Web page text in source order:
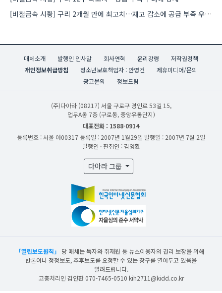
[비철금속 시황] 구리 2개월 만에 최고치…재고 감소에 공급 부족 우려 확대
매체소개 발행인 인사말 회사연혁 윤리강령
저작권정책
개인정보취급방침
청소년보호책임자 : 안영건
제휴미디어/문의
광고문의
정보드림
(주)다아라 (08217) 서울 구로구 경인로 53길 15,
업무A동 7층 (구로동, 중앙유통단지)
대표전화 : 1588-0914
등록번호 : 서울 아00317 등록일 : 2007년 1월29일 발행일 : 2007년 7월 2일
발행인 · 편집인 : 김영환
다아라 그룹
「열린보도원칙」
당 매체는 독자와 취재원 등 뉴스이용자의 권리 보장을 위해
반론이나 정정보도, 추후보도를 요청할 수 있는 창구를 열어두고 있음을
알려드립니다.
고충처리인 김인환 070-7465-0510 kih2711@kidd.co.kr